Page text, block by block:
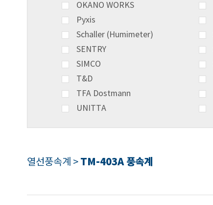
OKANO WORKS
Pyxis
Schaller (Humimeter)
SENTRY
SIMCO
T&D
TFA Dostmann
UNITTA
열선풍속계 > TM-403A 풍속계